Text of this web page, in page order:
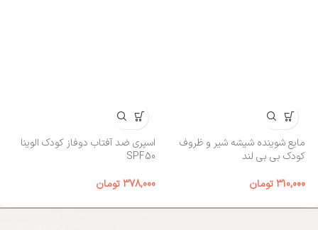
مایع شوینده شیشه شیر و ظروف
کودک بی‌ بی لند
310,000تومان
اسپری ضد آفتاب دوفاز کودک الوینا
SPF50
378,000تومان